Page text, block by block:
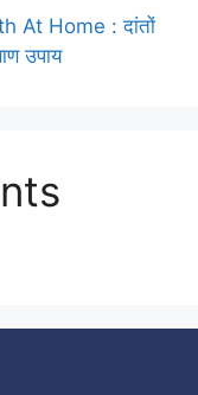
At Home : दांतों
उपाय